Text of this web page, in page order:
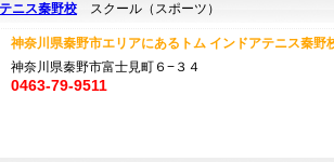
ニス秦野校 スクール（スポーツ）
神奈川県秦野市エリアにあるトム インドアテニス秦野
神奈川県秦野市富士見町６−３４
0463-79-9511